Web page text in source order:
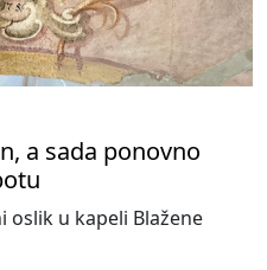
a sada ponovno
oslik u kapeli Blažene